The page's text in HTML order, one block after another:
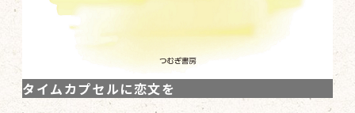
タイムカプセルに恋文を